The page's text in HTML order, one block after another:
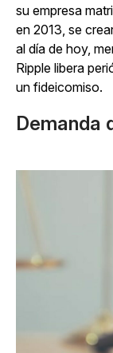
su empresa
en 2013, se
al día de hoy,
Ripple libera
un fideicomiso.
Demanda